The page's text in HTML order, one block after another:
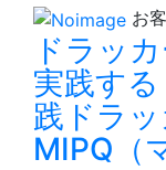
お
ドラッ
実践す
践ドラ
MIPQ（